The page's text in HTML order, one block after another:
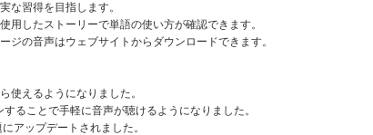
な習得を目指します。
用したストーリーで単語の使い方が確認できます。
ジの音声はウェブサイトからダウンロードできます。
使えるようになりました。
ることで手軽に音声が聴けるようになりました。
アップデートされました。